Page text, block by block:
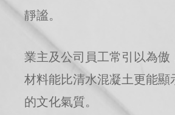
靜謐。
業主及公司員工常引以為傲
材料能比清水混凝土更能顯
的文化氣質。